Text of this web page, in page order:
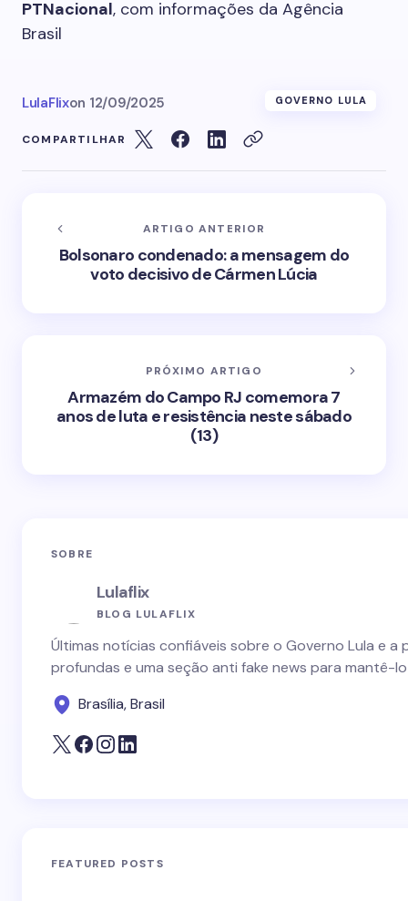
PTNacional, com informações da Agência
Brasil
LulaFlixon 12/09/2025 GOVERNO LULA
COMPARTILHAR
ARTIGO ANTERIOR
Bolsonaro condenado: a mensagem do
voto decisivo de Cármen Lúcia
PRÓXIMO ARTIGO
Armazém do Campo RJ comemora 7
anos de luta e resistência neste sábado
(13)
SOBRE
Lulaflix
BLOG LULAFLIX
Últimas notícias confiáveis sobre o Governo Lula e
profundas e uma seção anti fake news para mantê-
Brasília, Brasil
FEATURED POSTS